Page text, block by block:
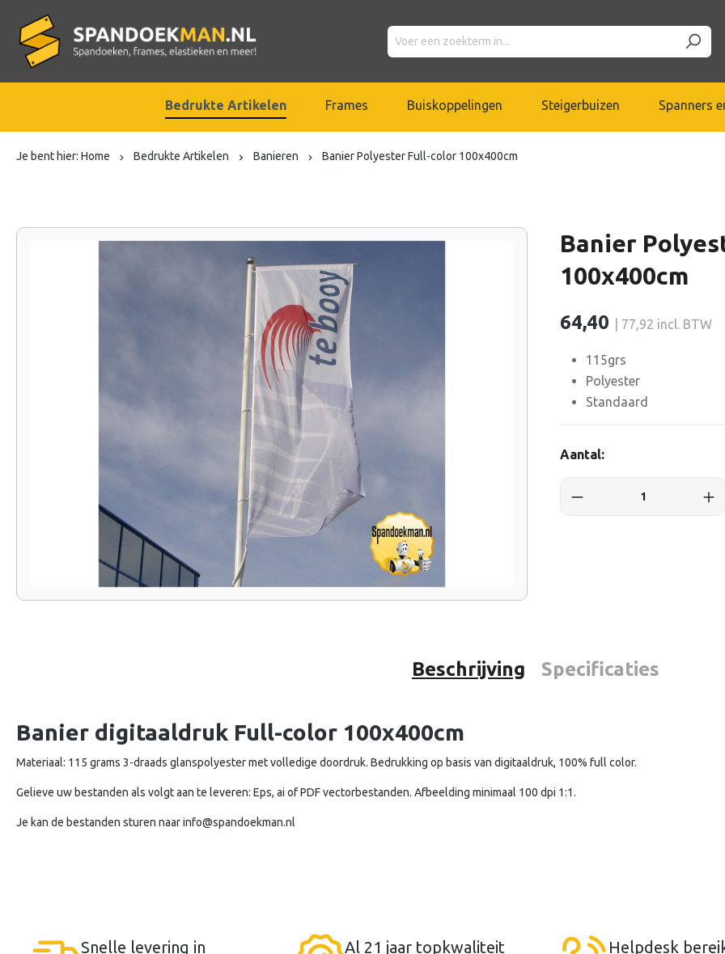
Bedrukte Artikelen Frames Buiskoppelingen Steigerbuizen Spanners
Je bent hier: Home Bedrukte Artikelen Banieren Banier Polyester Full-color 100x400cm
Banier
100x400cm
64,40 | 77,92 incl. BTW
115grs
Polyester
Standaard
Aantal:
Beschrijving Specificaties
Banier digitaaldruk Full-color 100x400cm
Materiaal: 115 grams 3-draads glanspolyester met volledige doordruk. Bedrukking op basis van digitaaldruk, 100% full color.
Gelieve uw bestanden als volgt aan te leveren: Eps, ai of PDF vectorbestanden. Afbeelding minimaal 100 dpi 1:1.
Je kan de bestanden sturen naarinfo@spandoekman.nl
Snelle levering in
Al 21 jaar topkwaliteit
Helpdesk